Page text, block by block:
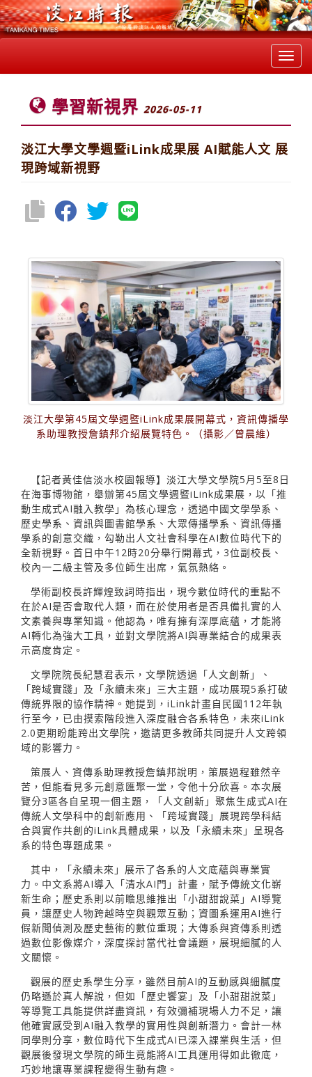
學習新視界 2026-05-11
淡江大學文學週暨iLink成果展 AI賦能人文 展
現跨域新視野
淡江大學第45屆文學週暨iLink成果展開幕式，資訊傳播學
系助理教授詹鎮邦介紹展覽特色。（攝影／曾晨維）
【記者黃佳信淡水校園報導】淡江大學文學院5月5至8日
在海事博物館，舉辦第45屆文學週暨iLink成果展，以「推
動生成式AI融入教學」為核心理念，透過中國文學學系、
歷史學系、資訊與圖書館學系、大眾傳播學系、資訊傳播
學系的創意交織，勾勒出人文社會科學在AI數位時代下的
全新視野。首日中午12時20分舉行開幕式，3位副校長、
校內一二級主管及多位師生出席，氣氛熱絡。
學術副校長許輝煌致詞時指出，現今數位時代的重點不
在於AI是否會取代人類，而在於使用者是否具備扎實的人
文素養與專業知識。他認為，唯有擁有深厚底蘊，才能將
AI轉化為強大工具，並對文學院將AI與專業結合的成果表
示高度肯定。
文學院院長紀慧君表示，文學院透過「人文創新」、
「跨域實踐」及「永續未來」三大主題，成功展現5系打破
傳統界限的協作精神。她提到，iLink計畫自民國112年執
行至今，已由摸索階段進入深度融合各系特色，未來iLink
2.0更期盼能跨出文學院，邀請更多教師共同提升人文跨領
域的影響力。
策展人、資傳系助理教授詹鎮邦說明，策展過程雖然辛
苦，但能看見多元創意匯聚一堂，令他十分欣喜。本次展
覽分3區各自呈現一個主題，「人文創新」聚焦生成式AI在
傳統人文學科中的創新應用、「跨域實踐」展現跨學科結
合與實作共創的iLink具體成果，以及「永續未來」呈現各
系的特色專題成果。
其中，「永續未來」展示了各系的人文底蘊與專業實
力。中文系將AI導入「清水AI門」計畫，賦予傳統文化嶄
新生命；歷史系則以前瞻思維推出「小甜甜說菜」AI導覽
員，讓歷史人物跨越時空與觀眾互動；資圖系運用AI進行
假新聞偵測及歷史藝術的數位重現；大傳系與資傳系則透
過數位影像媒介，深度探討當代社會議題，展現細膩的人
文關懷。
觀展的歷史系學生分享，雖然目前AI的互動感與細膩度
仍略遜於真人解說，但如「歷史饗宴」及「小甜甜說菜」
等導覽工具能提供詳盡資訊，有效彌補現場人力不足，讓
他確實感受到AI融入教學的實用性與創新潛力。會計一林
同學則分享，數位時代下生成式AI已深入課業與生活，但
觀展後發現文學院的師生竟能將AI工具運用得如此徹底，
巧妙地讓專業課程變得生動有趣。